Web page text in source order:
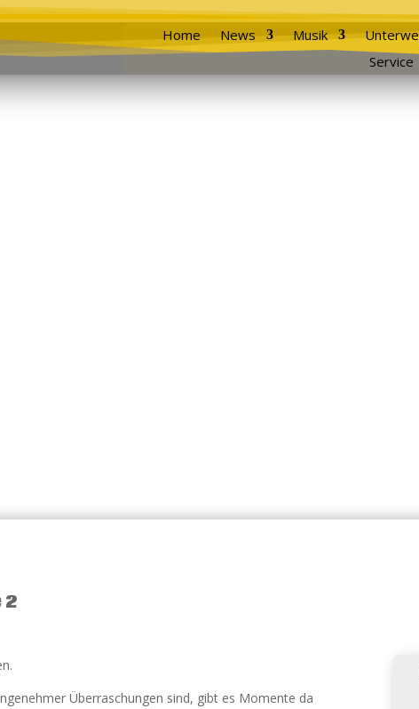
Home News Musik
Service
2
Überraschungen sind, gibt es Momente da